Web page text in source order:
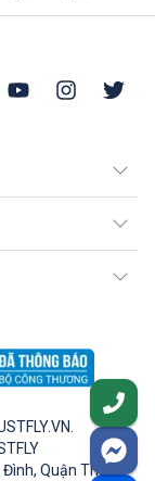
Quận Thanh